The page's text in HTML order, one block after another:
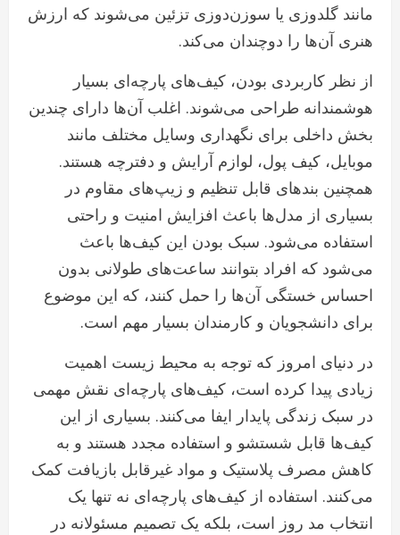
مانند گلدوزی یا سوزن‌دوزی تزئین می‌شوند که ارزش
هنری آن‌ها را دوچندان می‌کند.
از نظر کاربردی بودن، کیف‌های پارچه‌ای بسیار
هوشمندانه طراحی می‌شوند. اغلب آن‌ها دارای چندین
بخش داخلی برای نگهداری وسایل مختلف مانند
موبایل، کیف پول، لوازم آرایش و دفترچه هستند.
همچنین بندهای قابل تنظیم و زیپ‌های مقاوم در
بسیاری از مدل‌ها باعث افزایش امنیت و راحتی
استفاده می‌شود. سبک بودن این کیف‌ها باعث
می‌شود که افراد بتوانند ساعت‌های طولانی بدون
احساس خستگی آن‌ها را حمل کنند، که این موضوع
برای دانشجویان و کارمندان بسیار مهم است.
در دنیای امروز که توجه به محیط زیست اهمیت
زیادی پیدا کرده است، کیف‌های پارچه‌ای نقش مهمی
در سبک زندگی پایدار ایفا می‌کنند. بسیاری از این
کیف‌ها قابل شستشو و استفاده مجدد هستند و به
کاهش مصرف پلاستیک و مواد غیرقابل بازیافت کمک
می‌کنند. استفاده از کیف‌های پارچه‌ای نه تنها یک
انتخاب مد روز است، بلکه یک تصمیم مسئولانه در